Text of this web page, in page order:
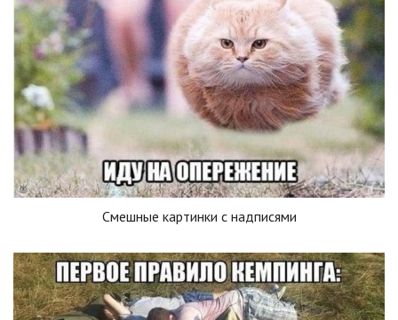
Смешные картинки с надписями